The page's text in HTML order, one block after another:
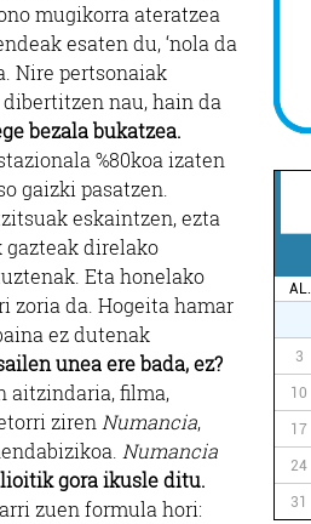
mugikorra ateratzea
esaten du, ‘nola da
Nire pertsonaiak
nau, hain da
bezala bukatzea.
%80koa izaten
gaizki pasatzen.
eskaintzen, ezta
gazteak direlako
Eta honelako
zoria da. Hogeita hamar
ez dutenak
unea ere bada, ez?
aitzindaria, filma,
ziren Numancia,
Numancia
gora ikusle ditu.
zuen formula hori:
AL.
3
10
17
24
31